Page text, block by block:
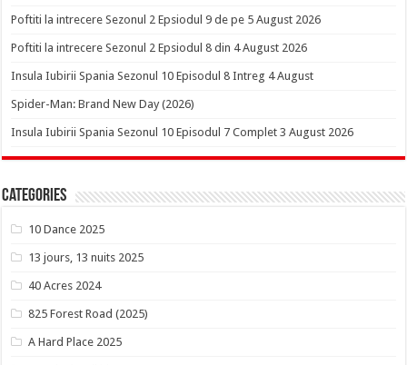
Poftiti la intrecere Sezonul 2 Epsiodul 9 de pe 5 August 2026
Poftiti la intrecere Sezonul 2 Epsiodul 8 din 4 August 2026
Insula Iubirii Spania Sezonul 10 Episodul 8 Intreg 4 August
Spider-Man: Brand New Day (2026)
Insula Iubirii Spania Sezonul 10 Episodul 7 Complet 3 August 2026
Categories
10 Dance 2025
13 jours, 13 nuits 2025
40 Acres 2024
825 Forest Road (2025)
A Hard Place 2025